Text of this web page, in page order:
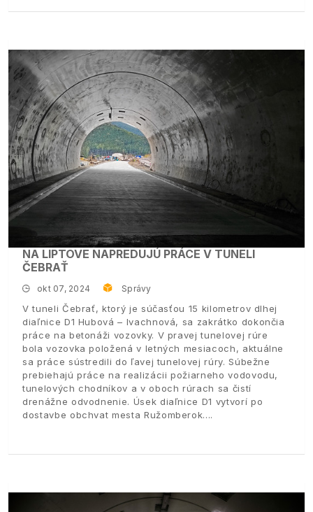
NA LIPTOVE NAPREDUJÚ PRÁCE V TUNELI
ČEBRAŤ
okt 07, 2024 Správy
V tuneli Čebrať, ktorý je súčasťou 15 kilometrov dlhej
diaľnice D1 Hubová – Ivachnová, sa zakrátko dokončia
práce na betonáži vozovky. V pravej tunelovej rúre
bola vozovka položená v letných mesiacoch, aktuálne
sa práce sústredili do ľavej tunelovej rúry. Súbežne
prebiehajú práce na realizácii požiarneho vodovodu,
tunelových chodníkov a v oboch rúrach sa čistí
drenážne odvodnenie. Úsek diaľnice D1 vytvorí po
dostavbe obchvat mesta Ružomberok.